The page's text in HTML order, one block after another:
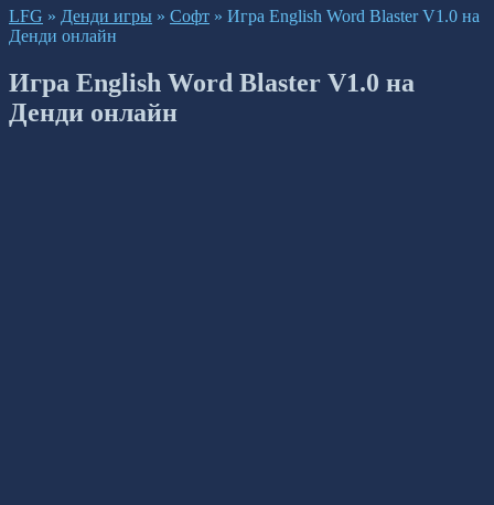
LFG » Денди игры » Софт » Игра English Word Blaster V1.0 на
Денди онлайн
Игра English Word Blaster V1.0 на
Денди онлайн